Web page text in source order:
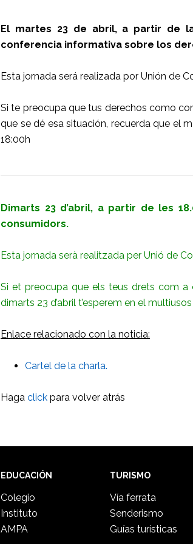
El martes 23 de abril, a partir de
conferencia informativa sobre los
Esta jornada será realizada por Unión de
Si te preocupa que tus derechos como
que se dé esa situación, recuerda que el
18:00h
Dimarts 23 d’abril, a partir de les
consumidors.
Esta jornada serà realitzada per Unió de
Si et preocupa que els teus drets com a
dimarts 23 d’abril t’esperem en el
Enlace relacionado con la noticia:
Cartel de la charla.
Haga click para volver atrás
Footer
EDUCACIÓN
Colegio
Instituto
AMPA
TURISMO
Vía ferrata
Senderismo
Guías turísticas